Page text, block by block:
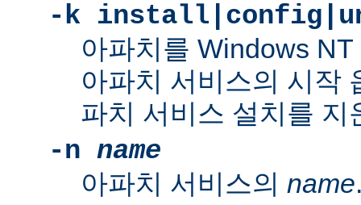
-k
아파치를 Windows
아파치 서비스의 시작
파치 서비스 설치를 지
-n name
아파치 서비스의 name